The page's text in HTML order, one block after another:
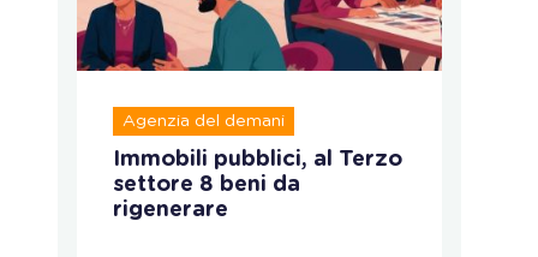
Agenzia del demani
Immobili pubblici, al Terzo
settore 8 beni da
rigenerare